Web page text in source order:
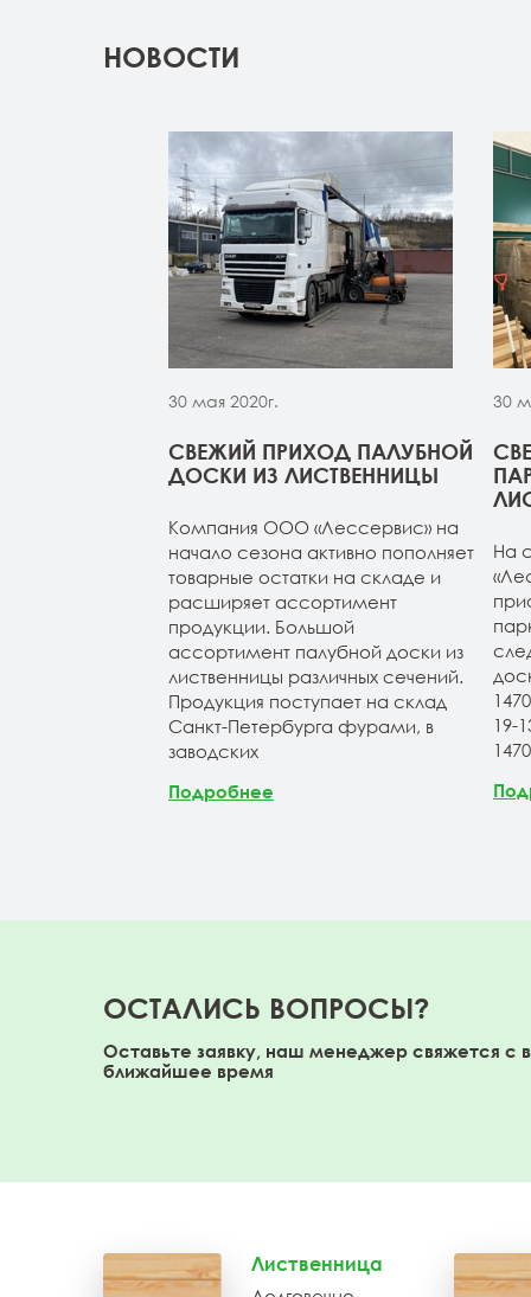
НОВОСТИ
30 мая 2020г.
СВЕЖИЙ ПРИХОД ПАЛУБНОЙ
ДОСКИ ИЗ ЛИСТВЕННИЦЫ
Компания ООО «Лессервис» на
начало сезона активно пополняет
товарные остатки на складе и
расширяет ассортимент
продукции. Большой
ассортимент палубной доски из
лиственницы различных сечений.
Продукция поступает на склад
Санкт-Петербурга фурами, в
заводских
Подробнее
30
На
19-
ОСТАЛИСЬ ВОПРОСЫ?
Оставьте заявку, наш менеджер свяжется с
ближайшее время
Лиственница